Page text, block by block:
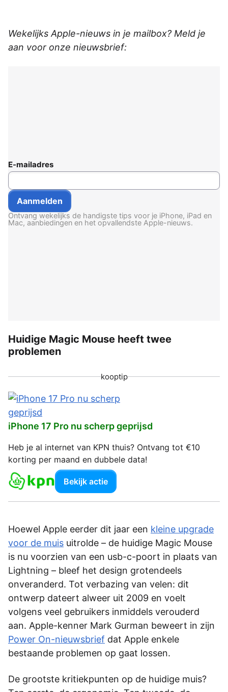
Wekelijks Apple-nieuws in je mailbox? Meld je
aan voor onze nieuwsbrief:
E-mailadres
Ontvang wekelijks de handigste tips voor je iPhone, iPad en
Mac, aanbiedingen en het opvallendste Apple-nieuws.
Huidige Magic Mouse heeft twee
problemen
kooptip
iPhone 17 Pro nu scherp geprijsd
Heb je al internet van KPN thuis? Ontvang tot €10
korting per maand en dubbele data!
Bekijk actie
Hoewel Apple eerder dit jaar een kleine upgrade
voor de muis uitrolde – de huidige Magic Mouse
is nu voorzien van een usb-c-poort in plaats van
Lightning – bleef het design grotendeels
onveranderd. Tot verbazing van velen: dit
ontwerp dateert alweer uit 2009 en voelt
volgens veel gebruikers inmiddels verouderd
aan. Apple-kenner Mark Gurman beweert in zijn
Power On-nieuwsbrief dat Apple enkele
bestaande problemen op gaat lossen.
De grootste kritiekpunten op de huidige muis?